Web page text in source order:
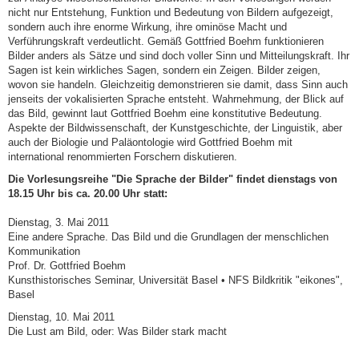
nicht nur Entstehung, Funktion und Bedeutung von Bildern aufgezeigt,
sondern auch ihre enorme Wirkung, ihre ominöse Macht und
Verführungskraft verdeutlicht. Gemäß Gottfried Boehm funktionieren
Bilder anders als Sätze und sind doch voller Sinn und Mitteilungskraft. Ihr
Sagen ist kein wirkliches Sagen, sondern ein Zeigen. Bilder zeigen,
wovon sie handeln. Gleichzeitig demonstrieren sie damit, dass Sinn auch
jenseits der vokalisierten Sprache entsteht. Wahrnehmung, der Blick auf
das Bild, gewinnt laut Gottfried Boehm eine konstitutive Bedeutung.
Aspekte der Bildwissenschaft, der Kunstgeschichte, der Linguistik, aber
auch der Biologie und Paläontologie wird Gottfried Boehm mit
international renommierten Forschern diskutieren.
Die Vorlesungsreihe "Die Sprache der Bilder" findet dienstags von
18.15 Uhr bis ca. 20.00 Uhr statt:
Dienstag, 3. Mai 2011
Eine andere Sprache. Das Bild und die Grundlagen der menschlichen
Kommunikation
Prof. Dr. Gottfried Boehm
Kunsthistorisches Seminar, Universität Basel • NFS Bildkritik "eikones",
Basel
Dienstag, 10. Mai 2011
Die Lust am Bild, oder: Was Bilder stark macht